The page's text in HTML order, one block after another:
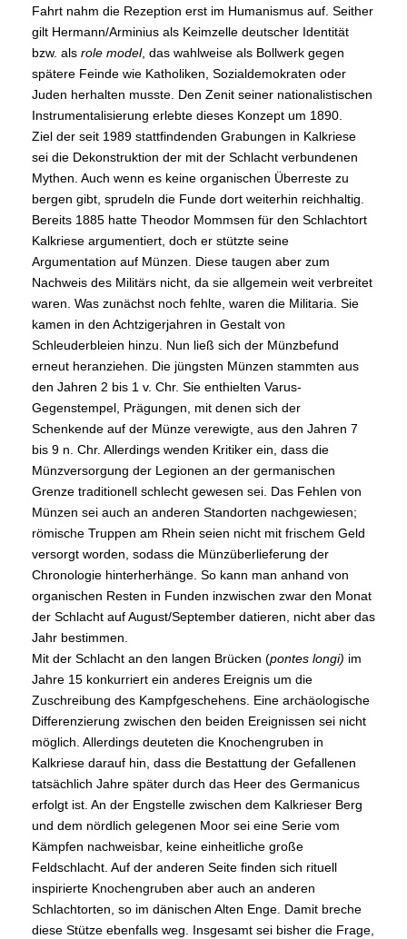
Fahrt nahm die Rezeption erst im Humanismus auf. Seither
gilt Hermann/Arminius als Keimzelle deutscher Identität
bzw. als role model, das wahlweise als Bollwerk gegen
spätere Feinde wie Katholiken, Sozialdemokraten oder
Juden herhalten musste. Den Zenit seiner nationalistischen
Instrumentalisierung erlebte dieses Konzept um 1890.
Ziel der seit 1989 stattfindenden Grabungen in Kalkriese
sei die Dekonstruktion der mit der Schlacht verbundenen
Mythen. Auch wenn es keine organischen Überreste zu
bergen gibt, sprudeln die Funde dort weiterhin reichhaltig.
Bereits 1885 hatte Theodor Mommsen für den Schlachtort
Kalkriese argumentiert, doch er stützte seine
Argumentation auf Münzen. Diese taugen aber zum
Nachweis des Militärs nicht, da sie allgemein weit verbreitet
waren. Was zunächst noch fehlte, waren die Militaria. Sie
kamen in den Achtzigerjahren in Gestalt von
Schleuderbleien hinzu. Nun ließ sich der Münzbefund
erneut heranziehen. Die jüngsten Münzen stammten aus
den Jahren 2 bis 1 v. Chr. Sie enthielten Varus-
Gegenstempel, Prägungen, mit denen sich der
Schenkende auf der Münze verewigte, aus den Jahren 7
bis 9 n. Chr. Allerdings wenden Kritiker ein, dass die
Münzversorgung der Legionen an der germanischen
Grenze traditionell schlecht gewesen sei. Das Fehlen von
Münzen sei auch an anderen Standorten nachgewiesen;
römische Truppen am Rhein seien nicht mit frischem Geld
versorgt worden, sodass die Münzüberlieferung der
Chronologie hinterherhänge. So kann man anhand von
organischen Resten in Funden inzwischen zwar den Monat
der Schlacht auf August/September datieren, nicht aber das
Jahr bestimmen.
Mit der Schlacht an den langen Brücken (pontes longi) im
Jahre 15 konkurriert ein anderes Ereignis um die
Zuschreibung des Kampfgeschehens. Eine archäologische
Differenzierung zwischen den beiden Ereignissen sei nicht
möglich. Allerdings deuteten die Knochengruben in
Kalkriese darauf hin, dass die Bestattung der Gefallenen
tatsächlich Jahre später durch das Heer des Germanicus
erfolgt ist. An der Engstelle zwischen dem Kalkrieser Berg
und dem nördlich gelegenen Moor sei eine Serie vom
Kämpfen nachweisbar, keine einheitliche große
Feldschlacht. Auf der anderen Seite finden sich rituell
inspirierte Knochengruben aber auch an anderen
Schlachtorten, so im dänischen Alten Enge. Damit breche
diese Stütze ebenfalls weg. Insgesamt sei bisher die Frage,